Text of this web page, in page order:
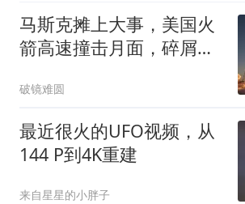
马斯克摊上大事，美国火
箭高速撞击月面，碎屑羽
破镜难圆
最近很火的UFO视频，从
144 P到4K重建
来自星星的小胖子